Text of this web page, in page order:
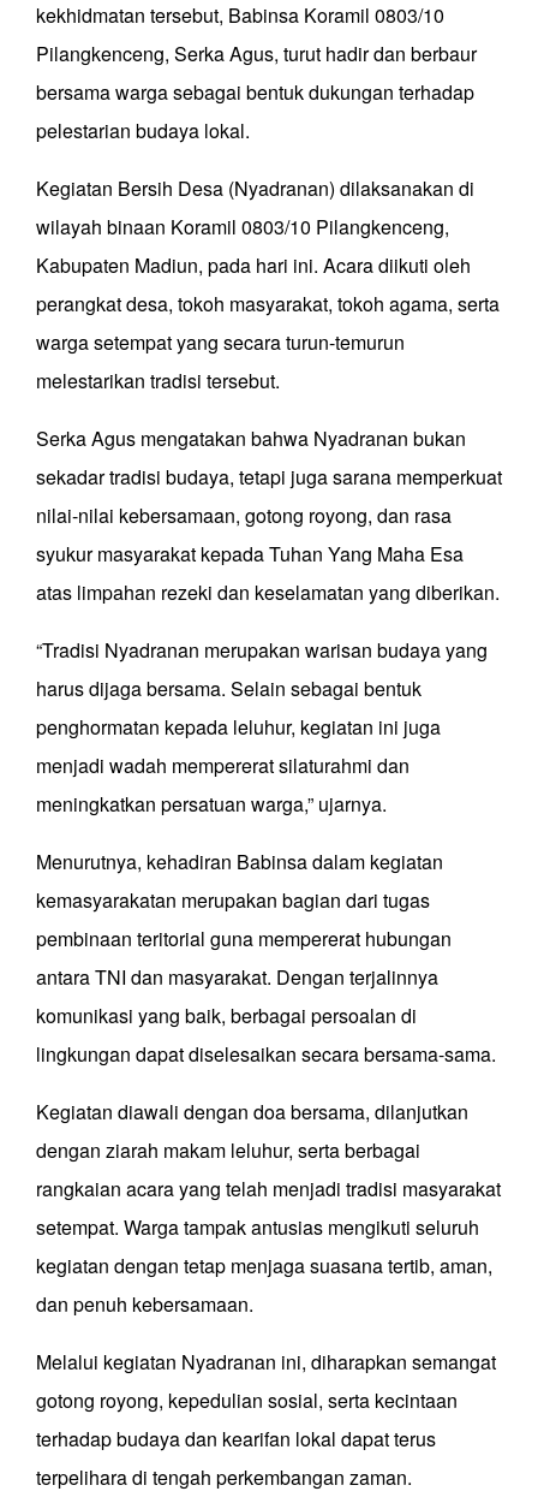
kekhidmatan tersebut, Babinsa Koramil 0803/10
Pilangkenceng, Serka Agus, turut hadir dan berbaur
bersama warga sebagai bentuk dukungan terhadap
pelestarian budaya lokal.
Kegiatan Bersih Desa (Nyadranan) dilaksanakan di
wilayah binaan Koramil 0803/10 Pilangkenceng,
Kabupaten Madiun, pada hari ini. Acara diikuti oleh
perangkat desa, tokoh masyarakat, tokoh agama, serta
warga setempat yang secara turun-temurun
melestarikan tradisi tersebut.
Serka Agus mengatakan bahwa Nyadranan bukan
sekadar tradisi budaya, tetapi juga sarana memperkuat
nilai-nilai kebersamaan, gotong royong, dan rasa
syukur masyarakat kepada Tuhan Yang Maha Esa
atas limpahan rezeki dan keselamatan yang diberikan.
“Tradisi Nyadranan merupakan warisan budaya yang
harus dijaga bersama. Selain sebagai bentuk
penghormatan kepada leluhur, kegiatan ini juga
menjadi wadah mempererat silaturahmi dan
meningkatkan persatuan warga,” ujarnya.
Menurutnya, kehadiran Babinsa dalam kegiatan
kemasyarakatan merupakan bagian dari tugas
pembinaan teritorial guna mempererat hubungan
antara TNI dan masyarakat. Dengan terjalinnya
komunikasi yang baik, berbagai persoalan di
lingkungan dapat diselesaikan secara bersama-sama.
Kegiatan diawali dengan doa bersama, dilanjutkan
dengan ziarah makam leluhur, serta berbagai
rangkaian acara yang telah menjadi tradisi masyarakat
setempat. Warga tampak antusias mengikuti seluruh
kegiatan dengan tetap menjaga suasana tertib, aman,
dan penuh kebersamaan.
Melalui kegiatan Nyadranan ini, diharapkan semangat
gotong royong, kepedulian sosial, serta kecintaan
terhadap budaya dan kearifan lokal dapat terus
terpelihara di tengah perkembangan zaman.